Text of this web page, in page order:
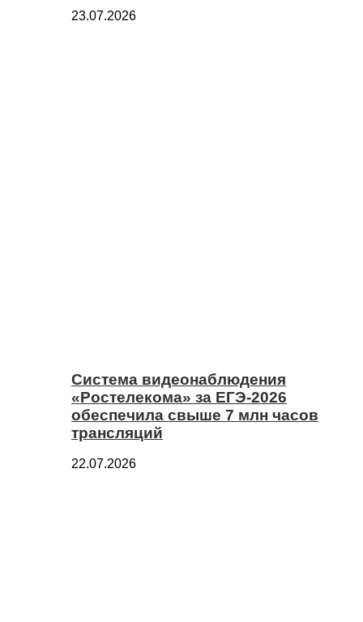
23.07.2026
Система видеонаблюдения
«Ростелекома» за ЕГЭ-2026
обеспечила свыше 7 млн часов
трансляций
22.07.2026